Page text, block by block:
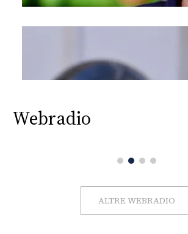
Webradio
ALTRE WEBRADIO